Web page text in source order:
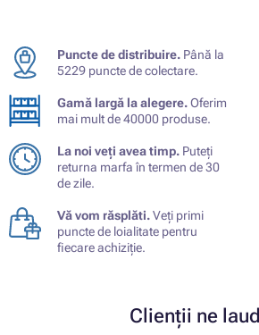
Puncte de distribuire. Până la
5229 puncte de colectare.
Gamă largă la alegere.Oferim
mai mult de 40000 produse.
La noi veți avea timp. Puteți
returna marfa în termen de 30
de zile.
Vă vom răsplăti.Veți primi
puncte de loialitate pentru
fiecare achiziție.
Clienții ne